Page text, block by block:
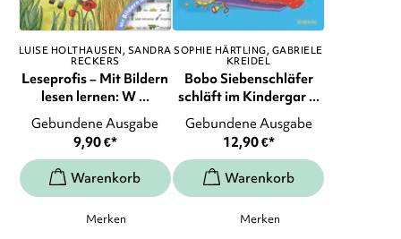
LUISE HOLTHAUSEN SANDRA
RECKERS
Leseprofis – Mit Bildern
lesen lernen: W ...
Gebundene Ausgabe
9,90€*
Merken
SOPHIE HÄRTLING GABRIELE
KREIDEL
Bobo Siebenschläfer
schläft im Kindergar ...
Gebundene Ausgabe
12,90€*
Merken